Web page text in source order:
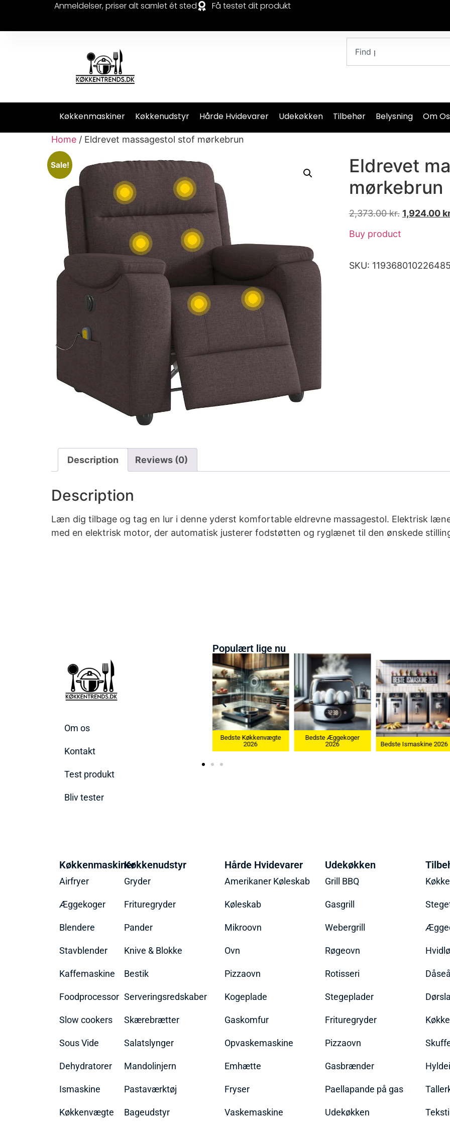
Anmeldelser, priser alt samlet ét sted Få testet dit produkt
Køkkenmaskiner Køkkenudstyr Hårde Hvidevarer Udekøkken Tilbehør Belysning Om Os
Home / Eldrevet massagestol stof mørkebrun
Sale!
Eldrevet
mørkebrun
2,373.00kr. 1,924.00
Buy product
SKU:
Description Reviews (0)
Description
Læn dig tilbage og tag en lur i denne yderst komfortable eldrevne massagestol. Elektrisk
med en elektrisk motor, der automatisk justerer fodstøtten og ryglænet til den ønskede
Om os
Kontakt
Test produkt
Bliv tester
Populært lige nu
Bedste Køkkenvægte
2026
Bedste Æggekoger
2026
Bedste Ismaskine 2026
Køkkenmaskiner
Airfryer
Æggekoger
Blendere
Stavblender
Kaffemaskine
Foodprocessor
Slow cookers
Sous Vide
Dehydratorer
Ismaskine
Køkkenvægte
Køkkenudstyr
Gryder
Frituregryder
Pander
Knive & Blokke
Bestik
Serveringsredskaber
Skærebrætter
Salatslynger
Mandolinjern
Pastaværktøj
Bageudstyr
Hårde Hvidevarer
Amerikaner Køleskab
Køleskab
Mikroovn
Ovn
Pizzaovn
Kogeplade
Gaskomfur
Opvaskemaskine
Emhætte
Fryser
Vaskemaskine
Udekøkken
Grill BBQ
Gasgrill
Webergrill
Røgeovn
Rotisseri
Stegeplader
Frituregryder
Pizzaovn
Gasbrænder
Paellapande på gas
Udekøkken